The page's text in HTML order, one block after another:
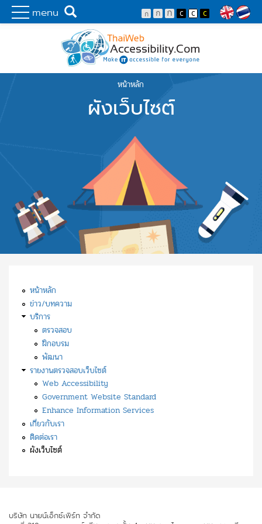
menu
Skip to main content
พัฒนาเว็บไซต์ที่ทุกคนเข้าถึงได้ที่แรก
Search
หน้าหลัก
ผังเว็บไซต์
หน้าหลัก
ข่าว/บทความ
บริการ
ตรวจสอบ
ฝึกอบรม
พัฒนา
รายงานตรวจสอบเว็บไซต์
Web Accessibility
Government Website Standard
Enhance Information Services
เกี่ยวกับเรา
ติดต่อเรา
ผังเว็บไซต์
บริษัท นายน์เอ็กซ์เพิร์ท จำกัด